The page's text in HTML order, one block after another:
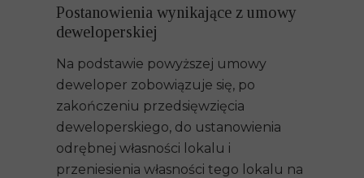
Postanowienia wynikające z umowy
deweloperskiej
Na podstawie powyższej umowy
deweloper zobowiązuje się, po
zakończeniu przedsięwzięcia
deweloperskiego, do ustanowienia
odrębnej własności lokalu i
przeniesienia własności tego lokalu na